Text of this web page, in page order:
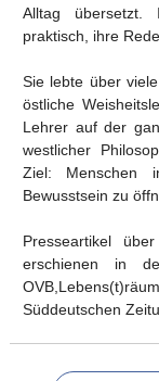
Alltag übersetzt.
praktisch, ihre
Sie lebte über
östliche
Lehrer auf der
westlicher
Ziel: Menschen
Bewusstsein zu
Presseartikel
erschienen in
Süddeutschen